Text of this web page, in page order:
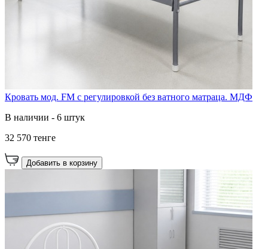
Кровать мод. FM с регулировкой без ватного матраца. МДФ
В наличии - 6 штук
32 570 тенге
Добавить в корзину